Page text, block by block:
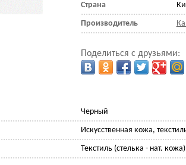
Страна
Производитель
Поделиться с друзьями:
Черный
Искусственная кожа,
Текстиль (стелька - нат. кожа)